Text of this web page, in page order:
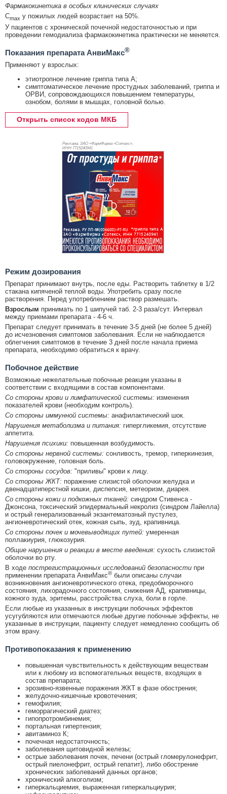
Фармакокинетика в особых клинических случаях
Cmax у пожилых людей возрастает на 50%.
У пациентов с хронической почечной недостаточностью и при
проведении гемодиализа фармакокинетика практически не меняется.
Показания препарата АнвиМакс®
Применяют у взрослых:
этиотропное лечение гриппа типа А;
симптоматическое лечение простудных заболеваний, гриппа и
ОРВИ, сопровождающихся повышением температуры,
ознобом, болями в мышцах, головной болью.
Открыть список кодов МКБ
Реклама. ЗАО «ФармФирма «Сотекс»,
ИНН 7715240941
Режим дозирования
Препарат принимают внутрь, после еды. Растворить таблетку в 1/2
стакана кипяченой теплой воды. Употребить сразу после
растворения. Перед употреблением раствор размешать.
Взрослым принимать по 1 шипучей таб. 2-3 раза/сут. Интервал
между приемами препарата - 4-6 ч.
Препарат следует принимать в течение 3-5 дней (не более 5 дней)
до исчезновения симптомов заболевания. Если не наблюдается
облегчения симптомов в течение 3 дней после начала приема
препарата, необходимо обратиться к врачу.
Побочное действие
Возможные нежелательные побочные реакции указаны в
соответствии с входящими в состав компонентами.
Со стороны крови и лимфатической системы: изменения
показателей крови (необходим контроль).
Со стороны иммунной системы: анафилактический шок.
Нарушения метаболизма и питания: гипергликемия, отсутствие
аппетита.
Нарушения психики: повышенная возбудимость.
Со стороны нервной системы: сонливость, тремор, гиперкинезия,
головокружение, головная боль.
Со стороны сосудов: "приливы" крови к лицу.
Со стороны ЖКТ: поражение слизистой оболочки желудка и
двенадцатиперстной кишки, диспепсия, метеоризм, диарея.
Со стороны кожи и подкожных тканей: синдром Стивенса -
Джонсона, токсический эпидермальный некролиз (синдром Лайелла)
и острый генерализованный экзантематозный пустулез,
ангионевротический отек, кожная сыпь, зуд, крапивница.
Со стороны почек и мочевыводящих путей: умеренная
поллакиурия, глюкозурия.
Общие нарушения и реакции в месте введения: сухость слизистой
оболочки во рту.
В ходе пострегистрационных исследований безопасности при
применении препарата АнвиМакс® были описаны случаи
возникновения ангионевротического отека, предобморочного
состояния, лихорадочного состояния, снижения АД, крапивницы,
кожного зуда, эритемы, расстройства слуха, боли в горле.
Если любые из указанных в инструкции побочных эффектов
усугубляются или отмечаются любые другие побочные эффекты, не
указанные в инструкции, пациенту следует немедленно сообщить об
этом врачу.
Противопоказания к применению
повышенная чувствительность к действующим веществам
или к любому из вспомогательных веществ, входящих в
состав препарата;
эрозивно-язвенные поражения ЖКТ в фазе обострения;
желудочно-кишечные кровотечения;
гемофилия;
геморрагический диатез;
гипопротромбинемия;
портальная гипертензия;
авитаминоз К;
почечная недостаточность;
заболевания щитовидной железы;
острые заболевания почек, печени (острый гломерулонефрит,
острый пиелонефрит, острый гепатит), либо обострение
хронических заболеваний данных органов;
хронический алкоголизм;
гиперкальциемия, выраженная гиперкальциурия;